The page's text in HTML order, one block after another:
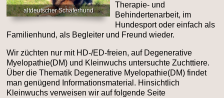
altdeutscher Schäferhund
Therapie- und
Behindertenarbeit, im
Hundesport oder einfach als
Familienhund, als Begleiter und Freund wieder.
Wir züchten nur mit HD-/ED-freien, auf Degenerative
Myelopathie(DM) und Kleinwuchs untersuchte Zuchttiere.
Über die Thematik Degenerative Myelopathie(DM) findet
man genügend Informationsmaterial. Hinsichtlich
Kleinwuchs verweisen wir auf folgende Seite